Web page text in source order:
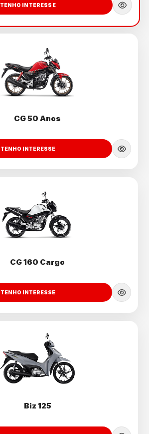
TENHO INTERESSE
CG 50 Anos
TENHO INTERESSE
CG 160 Cargo
TENHO INTERESSE
Biz 125